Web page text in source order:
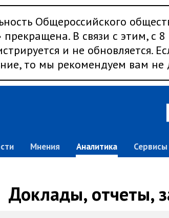
Общероссийского
прекращена. В связи с этим, с
и не обновляется.
то мы рекомендуем вам не
Мнения Аналитика Сервисы
Доклады, отчеты,